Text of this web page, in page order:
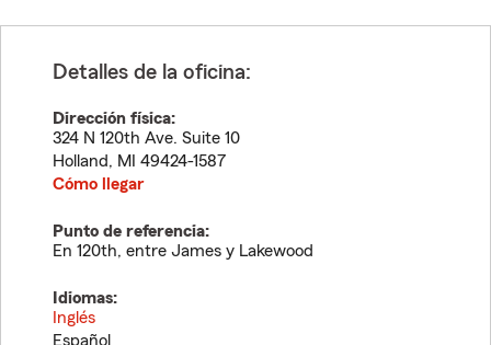
Detalles de la oficina:
Dirección física:
324 N 120th Ave. Suite 10
Holland, MI
49424-1587
Cómo llegar
Punto de referencia:
En 120th, entre James y Lakewood
Idiomas:
Inglés
Español